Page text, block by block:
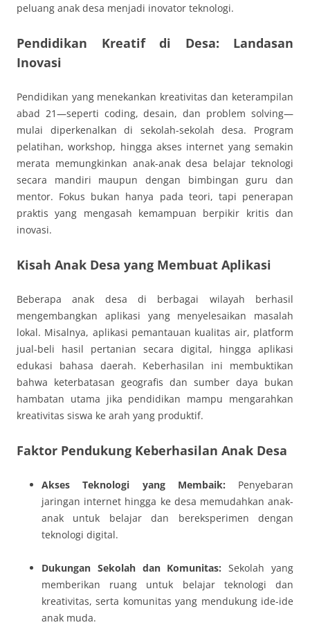
peluang anak desa menjadi inovator teknologi.
Pendidikan Kreatif di Desa: Landasan
Inovasi
Pendidikan yang menekankan kreativitas dan keterampilan
abad 21—seperti coding, desain, dan problem solving—
mulai diperkenalkan di sekolah-sekolah desa. Program
pelatihan, workshop, hingga akses internet yang semakin
merata memungkinkan anak-anak desa belajar teknologi
secara mandiri maupun dengan bimbingan guru dan
mentor. Fokus bukan hanya pada teori, tapi penerapan
praktis yang mengasah kemampuan berpikir kritis dan
inovasi.
Kisah Anak Desa yang Membuat Aplikasi
Beberapa anak desa di berbagai wilayah berhasil
mengembangkan aplikasi yang menyelesaikan masalah
lokal. Misalnya, aplikasi pemantauan kualitas air, platform
jual-beli hasil pertanian secara digital, hingga aplikasi
edukasi bahasa daerah. Keberhasilan ini membuktikan
bahwa keterbatasan geografis dan sumber daya bukan
hambatan utama jika pendidikan mampu mengarahkan
kreativitas siswa ke arah yang produktif.
Faktor Pendukung Keberhasilan Anak Desa
Akses Teknologi yang Membaik: Penyebaran
jaringan internet hingga ke desa memudahkan anak-
anak untuk belajar dan bereksperimen dengan
teknologi digital.
Dukungan Sekolah dan Komunitas: Sekolah yang
memberikan ruang untuk belajar teknologi dan
kreativitas, serta komunitas yang mendukung ide-ide
anak muda.